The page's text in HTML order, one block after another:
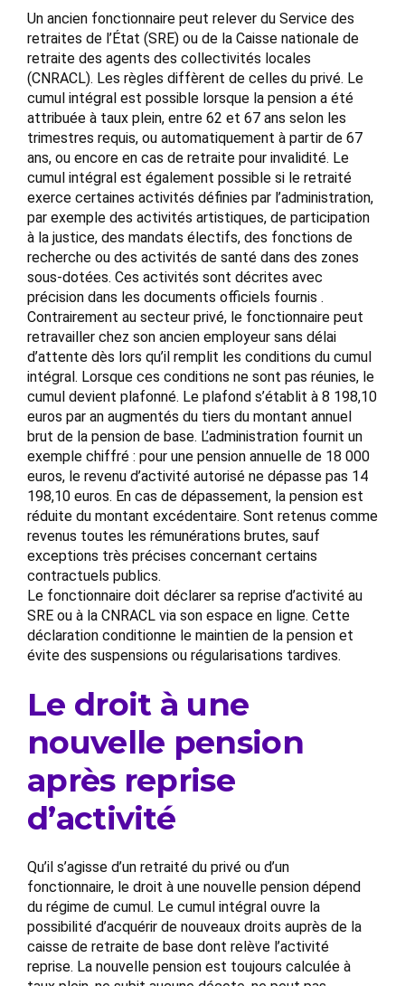
Un ancien fonctionnaire peut relever du Service des
retraites de l’État (SRE) ou de la Caisse nationale de
retraite des agents des collectivités locales
(CNRACL). Les règles diffèrent de celles du privé. Le
cumul intégral est possible lorsque la pension a été
attribuée à taux plein, entre 62 et 67 ans selon les
trimestres requis, ou automatiquement à partir de 67
ans, ou encore en cas de retraite pour invalidité. Le
cumul intégral est également possible si le retraité
exerce certaines activités définies par l’administration,
par exemple des activités artistiques, de participation
à la justice, des mandats électifs, des fonctions de
recherche ou des activités de santé dans des zones
sous-dotées. Ces activités sont décrites avec
précision dans les documents officiels fournis .
Contrairement au secteur privé, le fonctionnaire peut
retravailler chez son ancien employeur sans délai
d’attente dès lors qu’il remplit les conditions du cumul
intégral. Lorsque ces conditions ne sont pas réunies, le
cumul devient plafonné. Le plafond s’établit à 8 198,10
euros par an augmentés du tiers du montant annuel
brut de la pension de base. L’administration fournit un
exemple chiffré : pour une pension annuelle de 18 000
euros, le revenu d’activité autorisé ne dépasse pas 14
198,10 euros. En cas de dépassement, la pension est
réduite du montant excédentaire. Sont retenus comme
revenus toutes les rémunérations brutes, sauf
exceptions très précises concernant certains
contractuels publics.
Le fonctionnaire doit déclarer sa reprise d’activité au
SRE ou à la CNRACL via son espace en ligne. Cette
déclaration conditionne le maintien de la pension et
évite des suspensions ou régularisations tardives.
Le droit à une
nouvelle pension
après reprise
d’activité
Qu’il s’agisse d’un retraité du privé ou d’un
fonctionnaire, le droit à une nouvelle pension dépend
du régime de cumul. Le cumul intégral ouvre la
possibilité d’acquérir de nouveaux droits auprès de la
caisse de retraite de base dont relève l’activité
reprise. La nouvelle pension est toujours calculée à